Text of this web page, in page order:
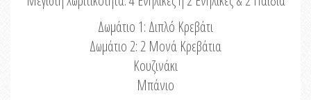
Δωμάτιο 1: Διπλό Κρεβάτι
Δωμάτιο 2: 2 Μονά Κρεβάτια
Κουζινάκι
Μπάνιο